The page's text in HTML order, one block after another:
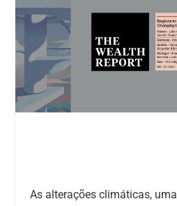
As alterações climáticas,